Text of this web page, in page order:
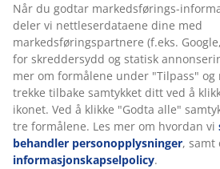
Når du godtar markedsførings-
deler vi nettleserdataene dine med
markedsføringspartnere (f.eks.
for skreddersydd og statisk
mer om formålene under "Tilpass" og
trekke tilbake samtykket ditt ved å
ikonet. Ved å klikke "Godta alle"
tre formålene. Les mer om hvordan vi
behandler personopplysninger, samt
informasjonskapselpolicy.